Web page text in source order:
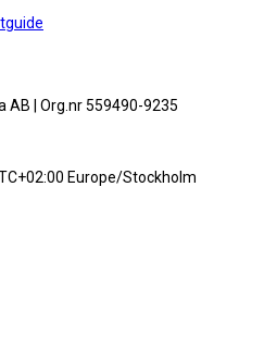
AB | Org.nr 559490-9235
Europe/Stockholm